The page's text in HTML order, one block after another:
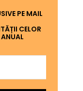
PE MAIL
CELOR